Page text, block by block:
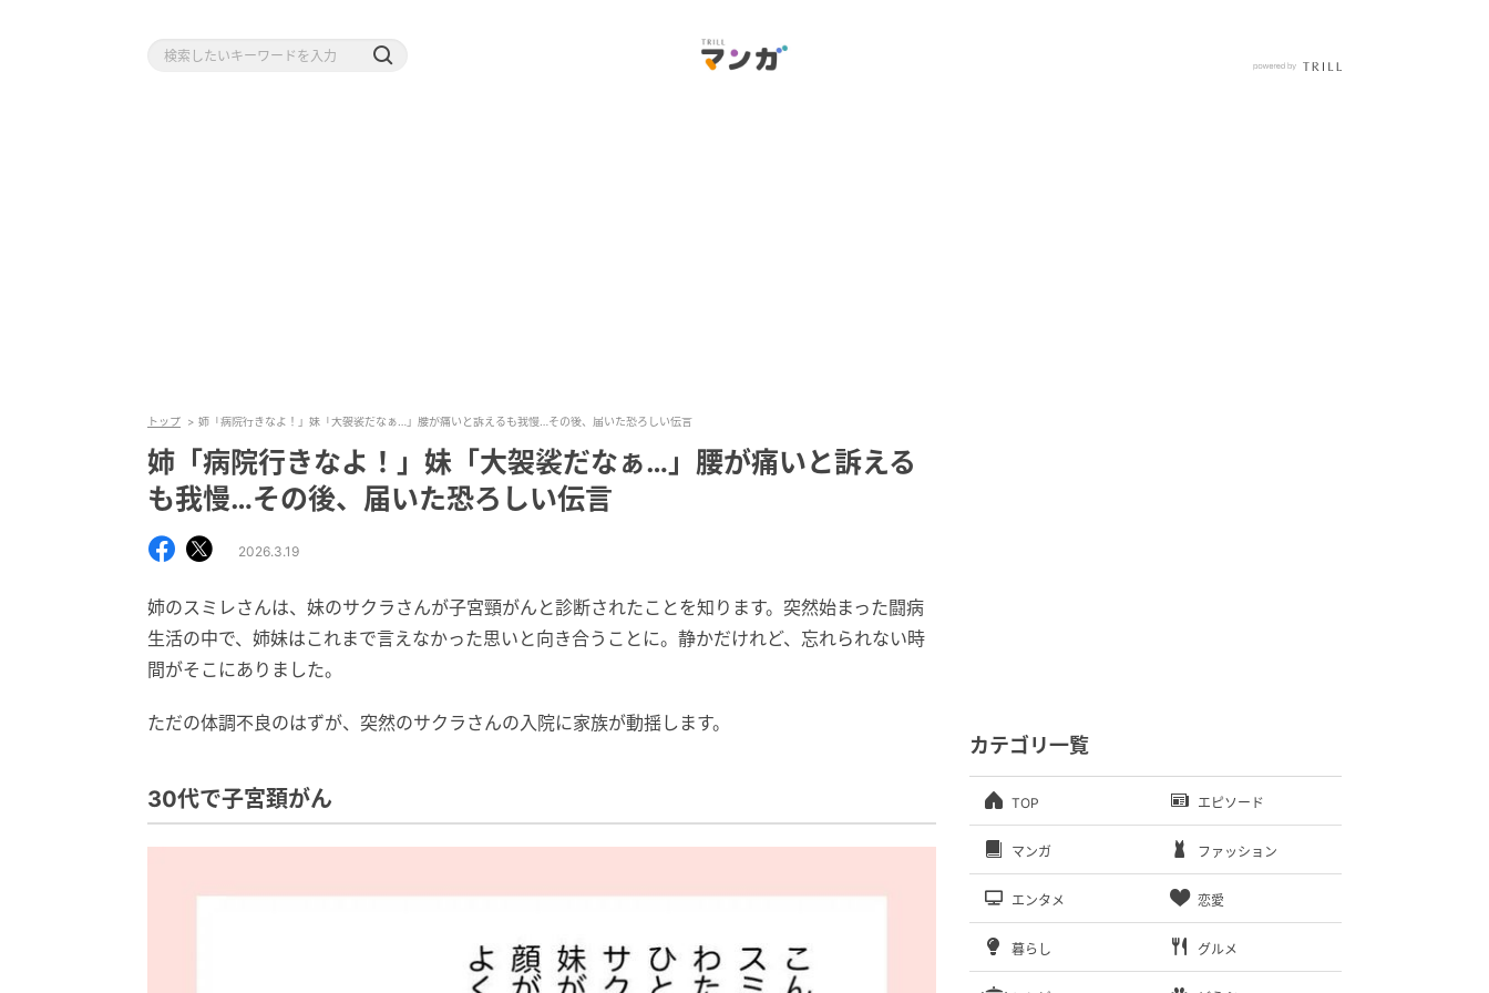
トップ 姉「病院行きなよ！」妹「大袈裟だなぁ…」腰が痛いと訴えるも我慢…その後、届いた恐ろしい伝言
姉「病院行きなよ！」妹「大袈裟だなぁ…」腰が痛いと訴える
も我慢…その後、届いた恐ろしい伝言
2026.3.19
姉のスミレさんは、妹のサクラさんが子宮頸がんと診断されたことを知ります。突然始まった闘病
生活の中で、姉妹はこれまで言えなかった思いと向き合うことに。静かだけれど、忘れられない時
間がそこにありました。
ただの体調不良のはずが、突然のサクラさんの入院に家族が動揺します。
30代で子宮頚がん
カテゴリ一覧
TOP エピソード
マンガ ファッション
エンタメ 恋愛
暮らし グルメ